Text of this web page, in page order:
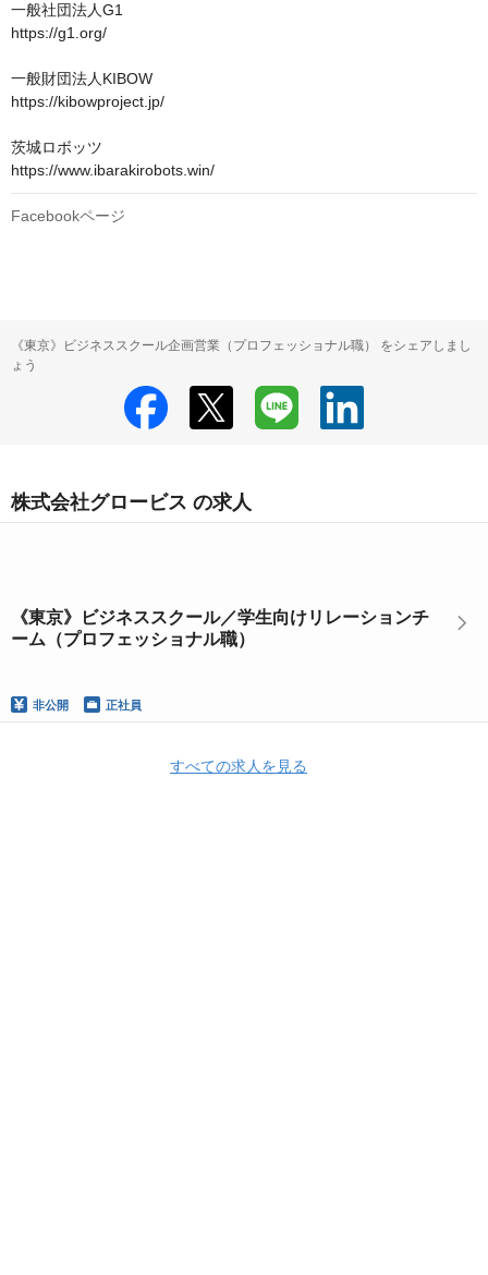
一般社団法人G1
https://g1.org/
一般財団法人KIBOW
https://kibowproject.jp/
茨城ロボッツ
https://www.ibarakirobots.win/
Facebookページ
《東京》ビジネススクール企画営業（プロフェッショナル職） をシェアしまし
ょう
株式会社グロービス の求人
《東京》ビジネススクール／学生向けリレーションチ
ーム（プロフェッショナル職）
非公開 正社員
すべての求人を見る